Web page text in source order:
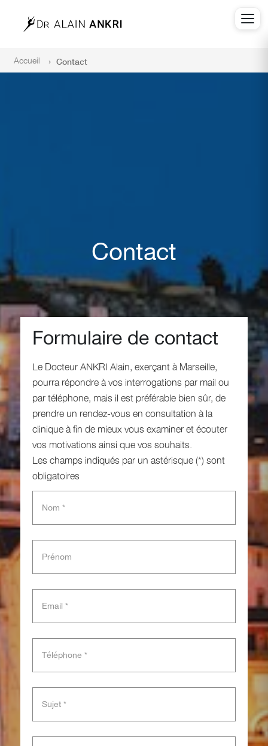
Accueil Contact
Contact
Formulaire de contact
Le Docteur ANKRI Alain, exerçant à Marseille,
pourra répondre à vos interrogations par mail ou
par téléphone, mais il est préférable bien sûr, de
prendre un rendez-vous en consultation à la
clinique à fin de mieux vous examiner et écouter
vos motivations ainsi que vos souhaits.
Les champs indiqués par un astérisque (*) sont
obligatoires